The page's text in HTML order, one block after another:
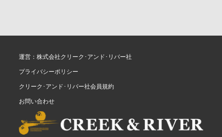
運営：株式会社クリーク･アンド･リバー社
プライバシーポリシー
クリーク･アンド･リバー社会員規約
お問い合わせ